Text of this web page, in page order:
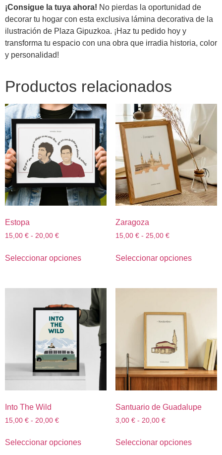
¡Consigue la tuya ahora! No pierdas la oportunidad de
decorar tu hogar con esta exclusiva lámina decorativa de la
ilustración de Plaza Gipuzkoa. ¡Haz tu pedido hoy y
transforma tu espacio con una obra que irradia historia, color
y personalidad!
Productos relacionados
Estopa
15,00 € - 20,00 €
Seleccionar opciones
Zaragoza
15,00 € - 25,00 €
Seleccionar opciones
Into The Wild
15,00 € - 20,00 €
Seleccionar opciones
Santuario de Guadalupe
3,00 € - 20,00 €
Seleccionar opciones